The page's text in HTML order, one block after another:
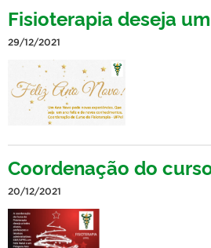
Fisioterapia deseja
29/12/2021
Coordenação do
20/12/2021